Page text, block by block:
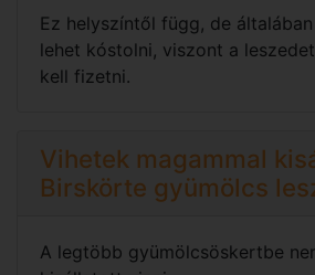
Ez helyszíntől függ, de
lehet kóstolni, viszont a
kell fizetni.
Vihetek magammal
Birskörte gyümölcs
A legtöbb gyümölcsöskertbe